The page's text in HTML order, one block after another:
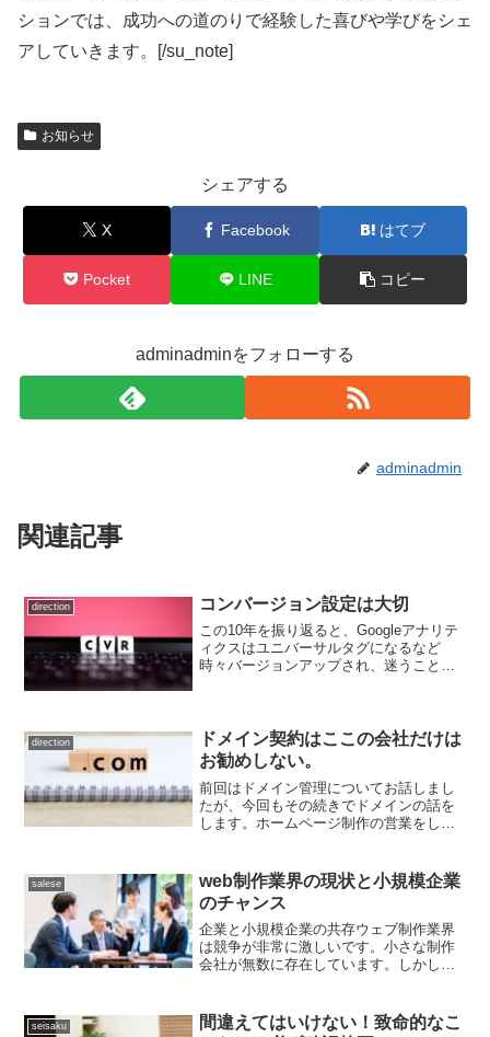
ションでは、成功への道のりで経験した喜びや学びをシェ
アしていきます。[/su_note]
お知らせ
シェアする
X Facebook はてブ
Pocket LINE コピー
adminadminをフォローする
adminadmin
関連記事
direction コンバージョン設定は大切
この10年を振り返ると、Googleアナリテ
ィクスはユニバーサルタグになるなど
時々バージョンアップされ、迷うことも
だけでなく、...
direction
ドメイン契約はここの会社だけは
お勧めしない。
前回はドメイン管理についてお話しまし
たが、今回もその続きでドメインの話を
します。ホームページ制作の営業をして
会社がいいか？」や「どこのレンタルサ
ーバー会社がいいか？」と...
salese
web制作業界の現状と小規模企業
のチャンス
企業と小規模企業の共存ウェブ制作業界
は競争が非常に激しいです。小さな制作
会社が無数に存在しています。しかし、
す。この業界の最大手には、電通や博報
seisaku
間違えてはいけない！致命的なこ